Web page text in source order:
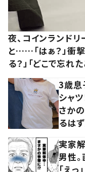
夜、コインランド
と……「はぁ？」衝撃
る？」「どこで忘れ
3歳息
シャ
さか
るはず
実家
男性
「えっ」